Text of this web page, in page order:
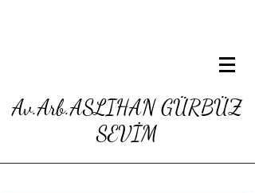
Av.Arb.ASLIHAN GÜRBÜZ
SEVİM